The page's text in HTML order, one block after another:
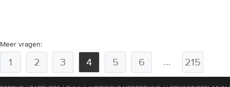
Meer vragen:
1 2 3 4 5 6 ... 215